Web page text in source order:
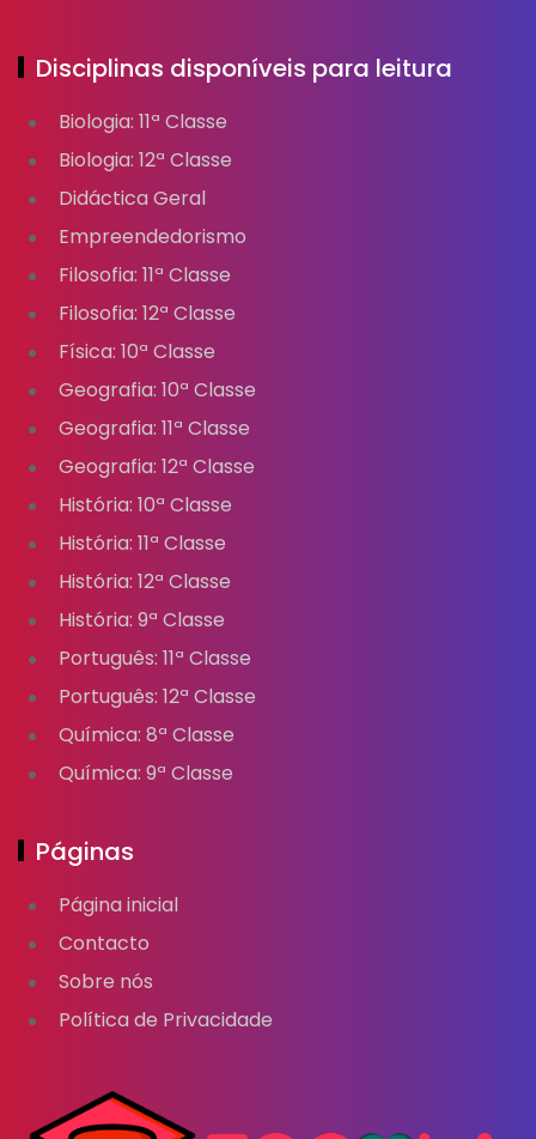
Disciplinas disponíveis para leitura
Biologia: 11ª Classe
Biologia: 12ª Classe
Didáctica Geral
Empreendedorismo
Filosofia: 11ª Classe
Filosofia: 12ª Classe
Física: 10ª Classe
Geografia: 10ª Classe
Geografia: 11ª Classe
Geografia: 12ª Classe
História: 10ª Classe
História: 11ª Classe
História: 12ª Classe
História: 9ª Classe
Português: 11ª Classe
Português: 12ª Classe
Química: 8ª Classe
Química: 9ª Classe
Páginas
Página inicial
Contacto
Sobre nós
Política de Privacidade